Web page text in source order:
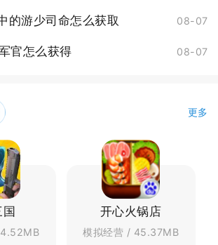
的游少司命怎么获取 08-07
官怎么获得 08-07
更多
国 开心火锅店
模拟经营 / 45.37MB